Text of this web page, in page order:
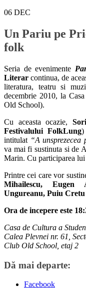
06 DEC
Un Pariu pe
folk
Seria de evenimente
Literar continua, de
literatura, teatru si
decembrie 2010, la
Old School).
Cu aceasta ocazie,
Festivalului FolkLung)
intitulat “A
va mai fi sustinuta si de
Marin. Cu participarea lui
Printre cei care vor
Mihailescu, Eugen
Ungureanu, Puiu Cretu
Ora de incepere este
Casa de Cultura a
Calea Plevnei nr. 61,
Club Old School, etaj 2
Dă mai departe:
Facebook